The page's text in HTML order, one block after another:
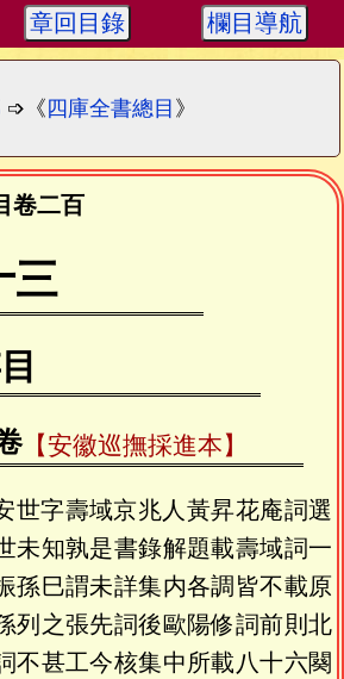
章回目錄 欄目導航
➩《四庫全書總目 》
卷二百
三
【安徽巡撫採進本】
世字壽域京兆人黃昇花庵詞選
未知孰是書錄解題載壽域詞一
孫巳謂未詳集内各調皆不載原
列之張先詞後歐陽修詞前則北
不甚工今核集中所載八十六闋